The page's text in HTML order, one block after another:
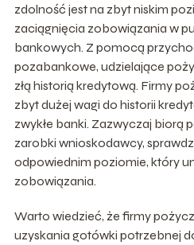
zdolność jest na zbyt niskim
zaciągnięcia zobowiązania w
bankowych. Z pomocą
pozabankowe, udzielające
złą historią kredytową. Firmy
zbyt dużej wagi do historii
zwykłe banki. Zazwyczaj biorą
zarobki wnioskodawcy,
odpowiednim poziomie, który
zobowiązania.
Warto wiedzieć, że firmy
uzyskania gotówki potrzebnej